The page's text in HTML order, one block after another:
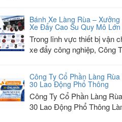
Bánh Xe Làng Rùa –
Xe Đẩy Cao Su Quy Mô Lớn
Trong lĩnh vực thiết bị vận
xe đẩy công nghiệp, Công
Công Ty Cổ Phần Làng
30 Lao Động Phổ Thông
Công Ty Cổ Phần Làng
30 Lao Động Phổ Thông